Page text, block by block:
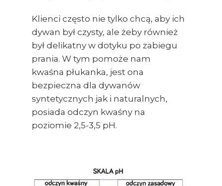
Klienci często nie tylko chcą, aby ich
dywan był czysty, ale żeby również
był delikatny w dotyku po zabiegu
prania. W tym pomoże nam
kwaśna płukanka, jest ona
bezpieczna dla dywanów
syntetycznych jak i naturalnych,
posiada odczyn kwaśny na
poziomie 2,5-3,5 pH.